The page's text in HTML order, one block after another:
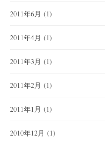
2011年6月 (1)
2011年4月 (1)
2011年3月 (1)
2011年2月 (1)
2011年1月 (1)
2010年12月 (1)